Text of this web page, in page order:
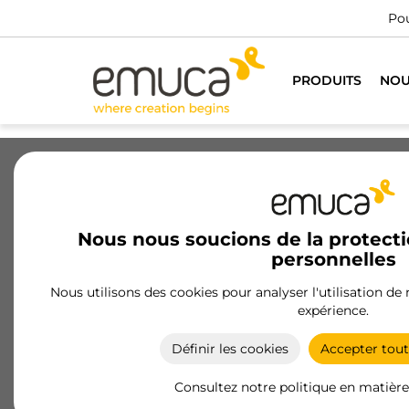
PRODUITS
Nous nous soucions de la
personnelles
Nous utilisons des cookies pour analyser l'utilisation
expérience.
Définir les cookies Accepter
Consultez notre politique en
Charnières
Produits Pieds Patins
Feutres adhésifs
vos meubles des rayures et des bruits, facilitant le
mouvement et garantissant une surface